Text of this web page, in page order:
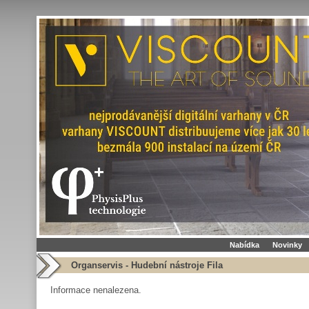
Nabídka Novinky
Organservis - Hudební nástroje Fila
Informace nenalezena.